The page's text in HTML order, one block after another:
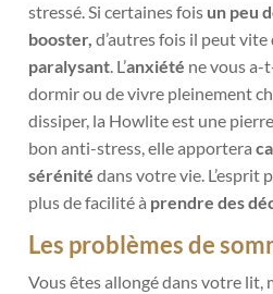
stressé. Si certainesfois un peu
booster,d’autres fois il peut
paralysant. L’anxiété ne vous a-
dormir ou de vivre pleinement
dissiper, la Howlite est une
bon anti-stress, elle apportera
sérénité dans votre vie. L’esprit
plus de facilité à prendre des
Les problèmes de
Vous êtes allongé dans votre lit,